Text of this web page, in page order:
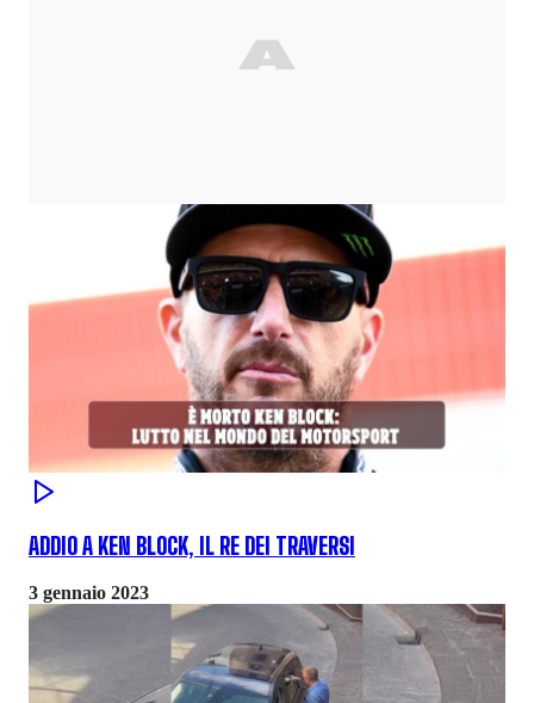
ADDIO A KEN BLOCK, IL RE DEI TRAVERSI
3 gennaio 2023